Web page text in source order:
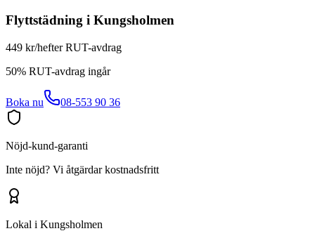
Flyttstädning i Kungsholmen
449 kr/hefter RUT-avdrag
50% RUT-avdrag ingår
Boka nu 08-553 90 36
Nöjd-kund-garanti
Inte nöjd? Vi åtgärdar kostnadsfritt
Lokal i Kungsholmen